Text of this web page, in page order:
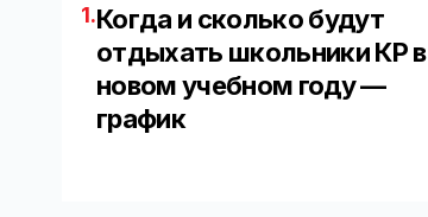
1.Когда и сколько будут
отдыхать школьники КР в
новом учебном году —
график